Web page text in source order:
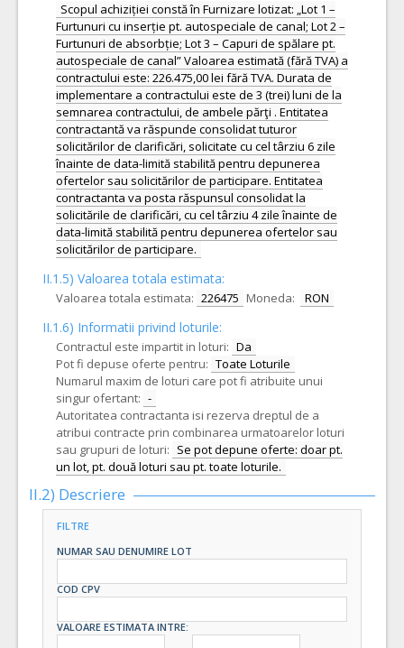
Scopul achiziției constă în Furnizare lotizat: „Lot 1 –
Furtunuri cu inserție pt. autospeciale de canal; Lot 2 –
Furtunuri de absorbție; Lot 3 – Capuri de spălare pt.
autospeciale de canal” Valoarea estimată (fără TVA) a
contractului este: 226.475,00 lei fără TVA. Durata de
implementare a contractului este de 3 (trei) luni de la
semnarea contractului, de ambele părţi . Entitatea
contractantă va răspunde consolidat tuturor
solicitărilor de clarificări, solicitate cu cel târziu 6 zile
înainte de data-limită stabilită pentru depunerea
ofertelor sau solicitărilor de participare. Entitatea
contractanta va posta răspunsul consolidat la
solicitările de clarificări, cu cel târziu 4 zile înainte de
data-limită stabilită pentru depunerea ofertelor sau
solicitărilor de participare.
II.1.5) Valoarea totala estimata:
Valoarea totala estimata: 226475 Moneda: RON
II.1.6) Informatii privind loturile:
Contractul este impartit in loturi: Da
Pot fi depuse oferte pentru: Toate Loturile
Numarul maxim de loturi care pot fi atribuite unui
singur ofertant: -
Autoritatea contractanta isi rezerva dreptul de a
atribui contracte prin combinarea urmatoarelor loturi
sau grupuri de loturi: Se pot depune oferte: doar pt.
un lot, pt. două loturi sau pt. toate loturile.
II.2) Descriere
FILTRE
NUMAR SAU DENUMIRE LOT
COD CPV
VALOARE ESTIMATA INTRE: